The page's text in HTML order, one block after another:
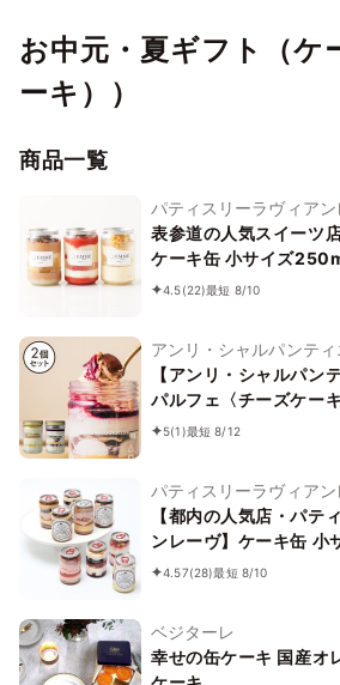
お中元・夏ギフト（ケ
ーキ））
商品一覧
パティスリーラヴィア
表参道の人気スイーツ
ケーキ缶 小サイズ
とイチゴ缶、モンブラ
4.5(22)最短 8/10
アンリ・シャルパンティ
【アンリ・シャルパン
パルフェ〈チーズケー
ラン〉
5(1)最短 8/12
パティスリーラヴィア
【都内の人気店・パテ
ンレーヴ】ケーキ缶
缶入（苺のショートケ
ーズケーキ、から選べる
4.57(28)最短 8/10
ベジターレ
幸せの缶ケーキ 国産オ